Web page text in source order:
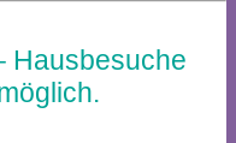
Hausbesuche